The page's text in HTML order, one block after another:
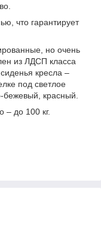
что гарантирует
но очень
из ЛДСП класса
кресла –
под светлое
бежевый, красный.
– до 100 кг.